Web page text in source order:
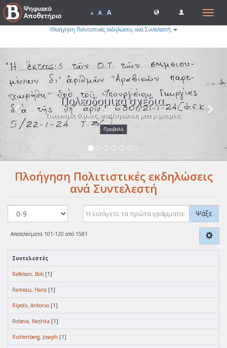
Toggle
A A A
Πλοήγηση Πολιτιστικές εκδηλώσεις ανά Συντελεστή
Πολεοδομικά σχέδια.
Συνοικισμός Βύρωνος, απαλλοτριώσεως μετα ρυμοτομίας.
Προβολή
Πλοήγηση Πολιτιστικές εκδηλώσεις
ανά Συντελεστή
Ψάξε
Αποτελέσματα 101-120 από 1581
Συντελεστές
Rafelson, Bob [1]
Rameau, Hans [1]
Ripolli, Antonio [1]
Robeva, Neshka [1]
Ruttenberg, Joseph [1]